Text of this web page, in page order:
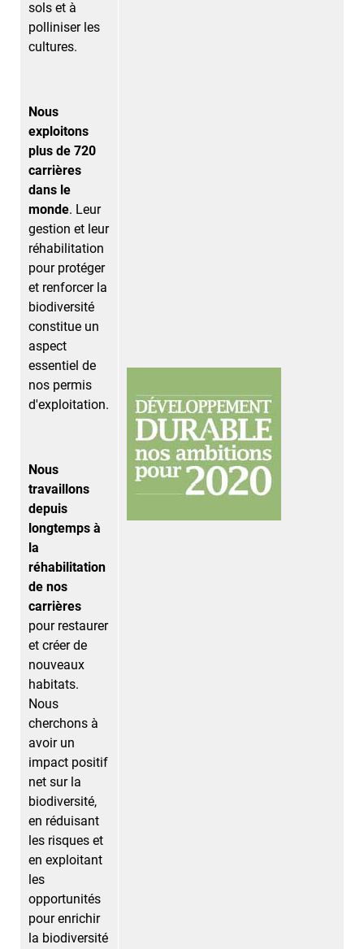
sols et à
polliniser les
cultures.
Nous
exploitons
plus de 720
carrières
dans le
monde. Leur
gestion et leur
réhabilitation
pour protéger
et renforcer la
biodiversité
constitue un
aspect
essentiel de
nos permis
d'exploitation.
Nous
travaillons
depuis
longtemps à
la
réhabilitation
de nos
carrières
pour restaurer
et créer de
nouveaux
habitats.
Nous
cherchons à
avoir un
impact positif
net sur la
biodiversité,
en réduisant
les risques et
en exploitant
les
opportunités
pour enrichir
la biodiversité